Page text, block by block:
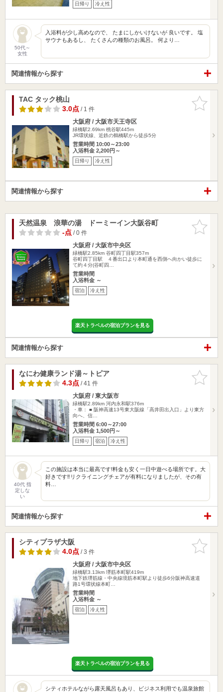
日帰り 冷え性
50代～
女性
入浴料が少し高めなので、 たまにしかいけないが 良いです。 塩
サウナもあるし、 たくさんの種類のお風呂。 何より…
関連情報から探す
お気に入
りに追加
TAC タック桃山
3.0点/ 1 件
大阪府 / 大阪市天王寺区
緑橋駅2.69km 桃谷駅445m
JR環状線、近鉄の鶴橋駅から徒歩5分
営業時間 10:00～23:00
入浴料金 2,200円～
日帰り 冷え性
関連情報から探す
お気に入
りに追加
天然温泉 浪華の湯 ドーミーイン大阪谷町
-点/ 0 件
大阪府 / 大阪市中央区
緑橋駅2.85km 谷町四丁目駅357m
谷町四丁目駅 ４番出口より本町通を西側へ向かい徒歩に
て約４分(谷町四…
営業時間
入浴料金 ～
宿泊 冷え性
楽天トラベルの宿泊プランを見る
関連情報から探す
お気に入
りに追加
なにわ健康ランド湯～トピア
4.3点/ 41 件
大阪府 / 東大阪市
緑橋駅2.89km 河内永和駅376m
・車： ■ 阪神高速13号東大阪線「高井田出入口」より東方
向へ、信…
営業時間 6:00～27:00
入浴料金 1,500円～
日帰り 宿泊 冷え性
40代 指
定しな
い
この施設は本当に最高です!料金も安く一日中遊べる場所です。大
好きです‼︎リクライニングチェアが有料になりましたが、その有
料…
関連情報から探す
お気に入
りに追加
シティプラザ大阪
4.0点/ 3 件
大阪府 / 大阪市中央区
緑橋駅3.13km 堺筋本町駅419m
地下鉄堺筋線・中央線境筋本町駅より徒歩6分阪神高速道
路1号環状線本町…
営業時間
入浴料金 ～
宿泊 冷え性
楽天トラベルの宿泊プランを見る
シティホテルながら露天風呂もあり、ビジネス利用でも温泉旅館